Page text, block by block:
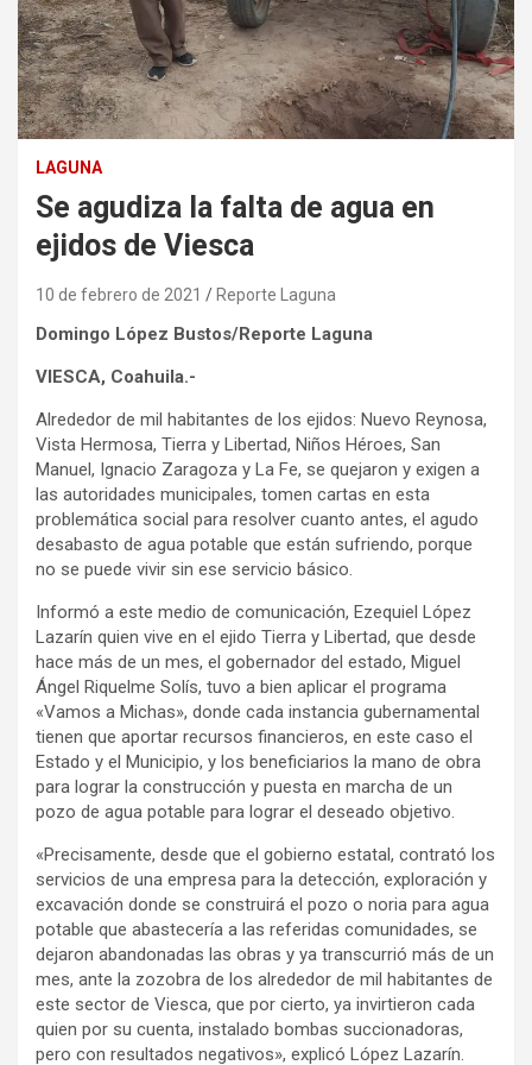
LAGUNA
Se agudiza la falta de agua en
ejidos de Viesca
10 de febrero de 2021 Reporte Laguna
Domingo López Bustos/Reporte Laguna
VIESCA, Coahuila.-
Alrededor de mil habitantes de los ejidos: Nuevo Reynosa,
Vista Hermosa, Tierra y Libertad, Niños Héroes, San
Manuel, Ignacio Zaragoza y La Fe, se quejaron y exigen a
las autoridades municipales, tomen cartas en esta
problemática social para resolver cuanto antes, el agudo
desabasto de agua potable que están sufriendo, porque
no se puede vivir sin ese servicio básico.
Informó a este medio de comunicación, Ezequiel López
Lazarín quien vive en el ejido Tierra y Libertad, que desde
hace más de un mes, el gobernador del estado, Miguel
Ángel Riquelme Solís, tuvo a bien aplicar el programa
«Vamos a Michas», donde cada instancia gubernamental
tienen que aportar recursos financieros, en este caso el
Estado y el Municipio, y los beneficiarios la mano de obra
para lograr la construcción y puesta en marcha de un
pozo de agua potable para lograr el deseado objetivo.
«Precisamente, desde que el gobierno estatal, contrató los
servicios de una empresa para la detección, exploración y
excavación donde se construirá el pozo o noria para agua
potable que abastecería a las referidas comunidades, se
dejaron abandonadas las obras y ya transcurrió más de un
mes, ante la zozobra de los alrededor de mil habitantes de
este sector de Viesca, que por cierto, ya invirtieron cada
quien por su cuenta, instalado bombas succionadoras,
pero con resultados negativos», explicó López Lazarín.